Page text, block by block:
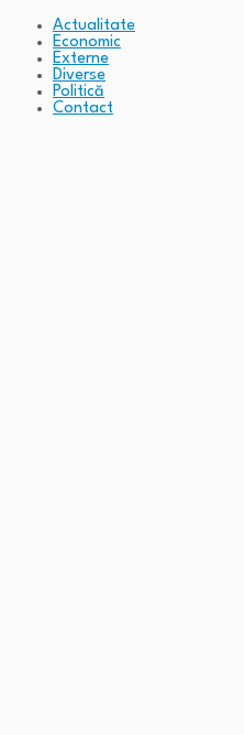
Actualitate
Economic
Externe
Diverse
Politică
Contact